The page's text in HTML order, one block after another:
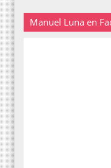
Manuel Luna en